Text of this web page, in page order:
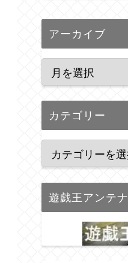
アーカイブ
カテゴリー
遊戯王アンテナ